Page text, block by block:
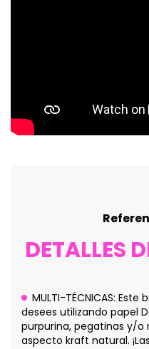
DETALLES
MULTI-TÉCNICAS:
desees utilizando papel
purpurina, pegatinas y/
aspecto kraft natural.